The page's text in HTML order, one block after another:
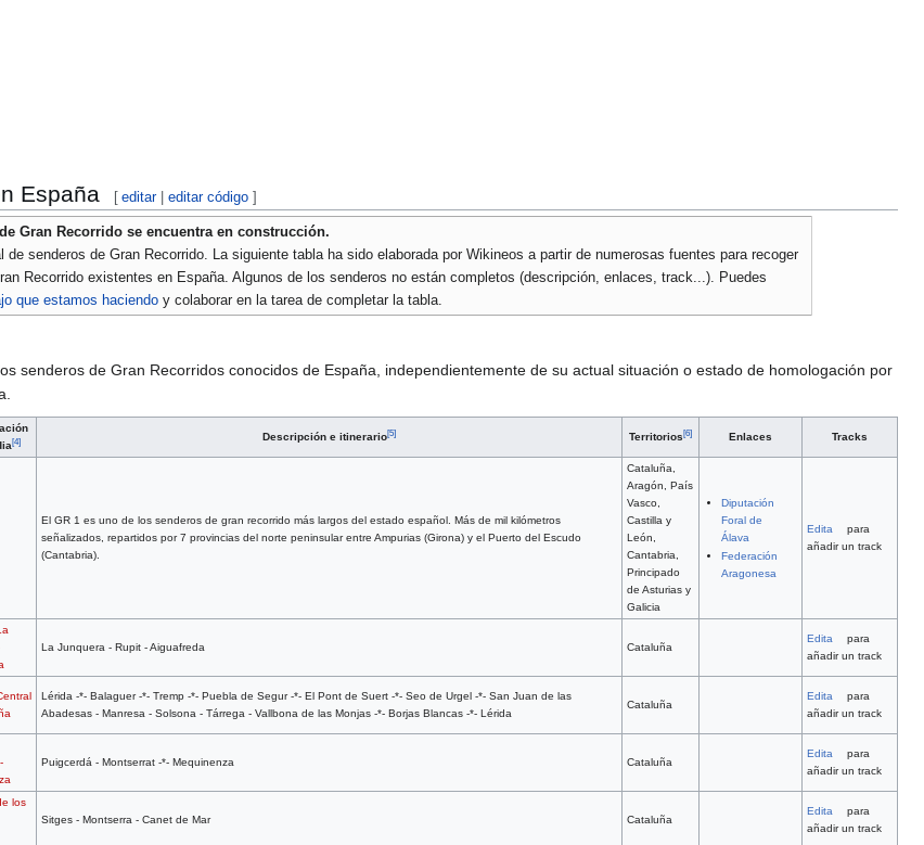
España [ editar|editar código ]
Gran Recorrido se encuentra en construcción.
de senderos de Gran Recorrido. La siguiente tabla ha sido elaborada por Wikineos a partir de numerosas fuentes para recoger
Recorrido existentes en España. Algunos de los senderos no están completos (descripción, enlaces, track...). Puedes
que estamos haciendoy colaborar en la tarea de completar la tabla.
senderos de Gran Recorridos conocidos de España, independientemente de su actual situación o estado de homologación por
[4] Descripción e itinerario[5] Territorios[6] Enlaces Tracks
El GR 1 es uno de los senderos de gran recorrido más largos del estado español. Más de mil kilómetros
señalizados, repartidos por 7 provincias del norte peninsular entre Ampurias (Girona) y el Puerto del Escudo
(Cantabria).
Cataluña,
Aragón, País
Vasco,
Castilla y
León,
Cantabria,
Principado
de Asturias y
Galicia
Diputación
Foral de
Álava
Federación
Aragonesa
Edita
para
añadir un track
La Junquera - Rupit - Aiguafreda Cataluña
Edita
para
añadir un track
Lérida -*- Balaguer -*- Tremp -*- Puebla de Segur -*- El Pont de Suert -*- Seo de Urgel -*- San Juan de las
Abadesas - Manresa - Solsona - Tárrega - Vallbona de las Monjas -*- Borjas Blancas -*- Lérida
Cataluña
Edita
para
añadir un track
Puigcerdá - Montserrat -*- Mequinenza Cataluña
Edita
para
añadir un track
los
Sitges - Montserra - Canet de Mar Cataluña
Edita
para
añadir un track